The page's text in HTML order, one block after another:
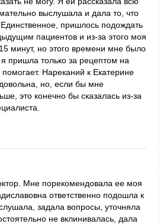
выслушала и дала то, что
пришлось подождать
пациентов и из-за этого моя
минут, но этого времени мне было
пришла только за рецептом на
Нареканий к Екатерине
но, если бы мне
это конечно бы сказалась из-за
Мне порекомендовала ее моя
ответственно подошла к
задала вопросы, уточняла
не вклинивалась, дала